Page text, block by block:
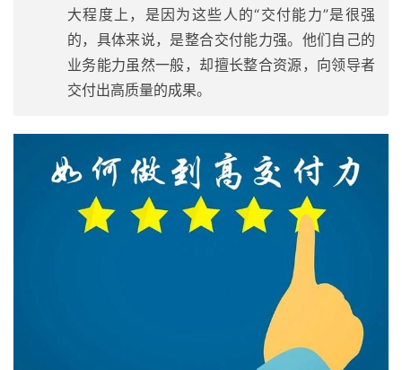
大程度上，是因为这些人的“交付能力”是很强
的，具体来说，是整合交付能力强。他们自己的
业务能力虽然一般，却擅长整合资源，向领导者
交付出高质量的成果。